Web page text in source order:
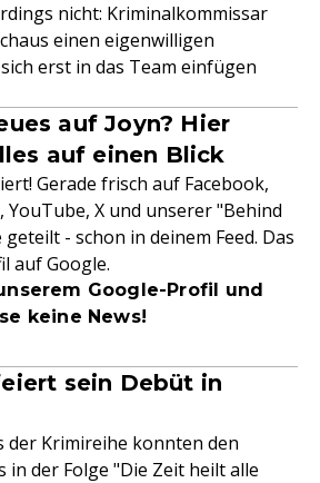
nicht: Kriminalkommissar
einen eigenwilligen
erst in das Team einfügen
auf Joyn? Hier
auf einen Blick
Gerade frisch auf Facebook,
X und unserer "Behind
- schon in deinem Feed. Das
auf Google.
Google-Profil und
keine News!
sein Debüt in
der Krimireihe konnten den
in der Folge "Die Zeit heilt alle